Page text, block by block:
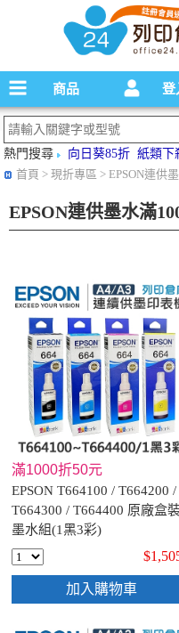
碳粉匣，墨水匣,原廠碳粉匣，副廠
倉庫
商品 登
熱門搜尋 向日葵85折 紙類下
首頁 > 現折專區 > EPSON連供
EPSON連供墨水滿
滿1000折50元
EPSON T664100 / T664200 /
T664300 / T664400 原廠盒
墨水組(1黑3彩)
加入購物車